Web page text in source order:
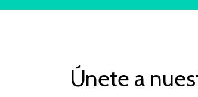
Únete a